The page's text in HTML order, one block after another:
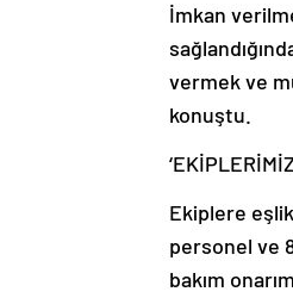
İmkan
vermek ve
konuştu.
Ekiplere
personel ve
bakım